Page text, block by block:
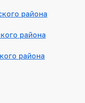
района
района
района